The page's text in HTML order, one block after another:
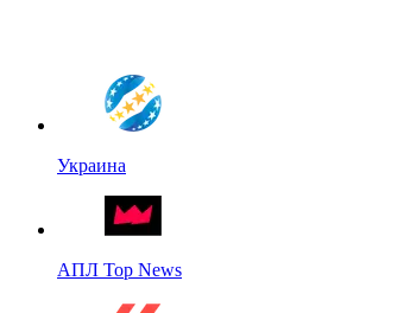
Украина
АПЛ Top News